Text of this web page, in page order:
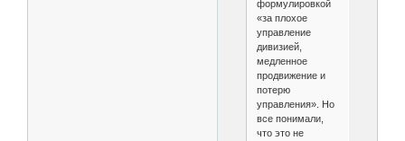
формулировкой
«за плохое
управление
дивизией,
медленное
продвижение и
потерю
управления». Но
все понимали,
что это не